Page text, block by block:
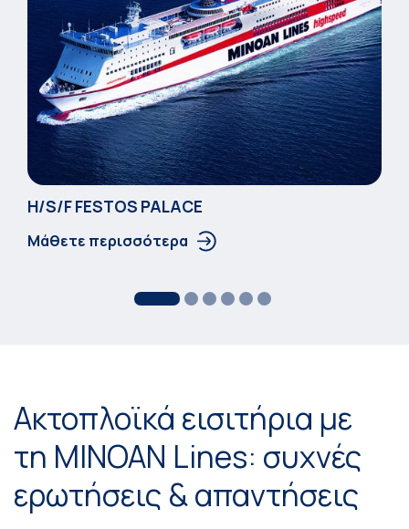
Η/S/F FESTOS PALACΕ
Μάθετε περισσότερα
Ακτοπλοϊκά εισιτήρια με
τη MINOAN Lines: συχνές
ερωτήσεις & απαντήσεις